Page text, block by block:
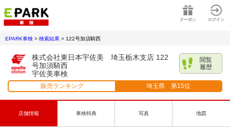
クーポン ログイン
EPARK車検 > 検索結果 > 122号加須騎西
株式会社東日本宇佐美 埼玉栃木支店 122
号加須騎西
宇佐美車検
閲覧
履歴
販売ランキング 埼玉県第15位
店舗情報 車検特典 写真 地図